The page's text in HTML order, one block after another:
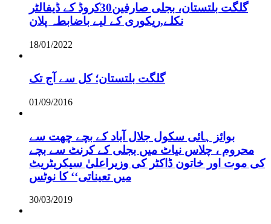
گلگت بلتستان، بجلی صارفین30کروڈ کے ڈیفالٹر
نکلے,ریکوری کے لیے باضابطہ پلان
18/01/2022
گلگت بلتستان؛ کل سے آج تک
01/09/2016
بوائز ہائی سکول جلال آباد کے بچے چھت سے
محروم ، چلاس نیاٹ میں بجلی کے کرنٹ سے بچے
کی موت اور خاتون ڈاکٹر کی وزیراعلیٰ سیکریٹریٹ
میں تعیناتی‘‘ کا نوٹس
30/03/2019